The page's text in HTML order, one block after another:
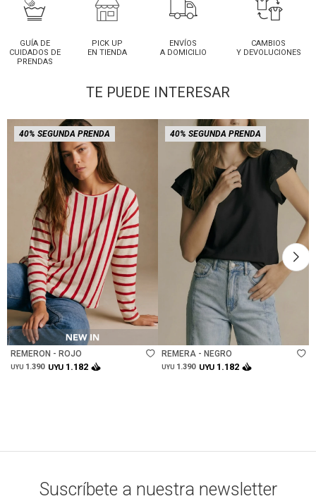
GUÍA DE
CUIDADOS DE
PRENDAS
PICK UP
EN TIENDA
ENVÍOS
A DOMICILIO
CAMBIOS
Y DEVOLUCIONES
TE PUEDE INTERESAR
40% SEGUNDA PRENDA
Talle
REMERON - ROJO
UYU 1.390 UYU 1.182
40% SEGUNDA PRENDA
Talle
REMERA - NEGRO
UYU 1.390 UYU 1.182
Suscríbete a nuestra newsletter